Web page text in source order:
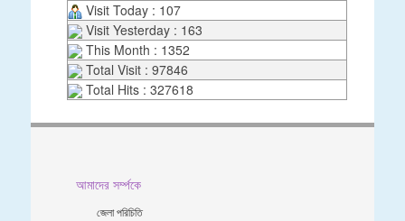
Visit Today : 107
Visit Yesterday : 163
This Month : 1352
Total Visit : 97846
Total Hits : 327618
আমাদের সর্ম্পকে
জেলা পরিচিতি